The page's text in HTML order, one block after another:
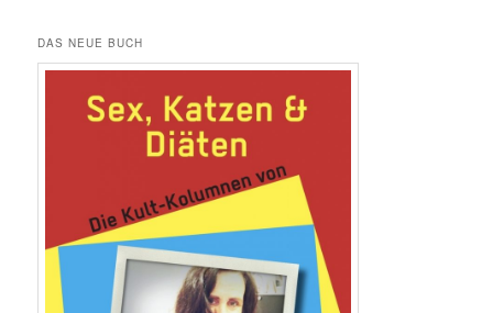
DAS NEUE BUCH